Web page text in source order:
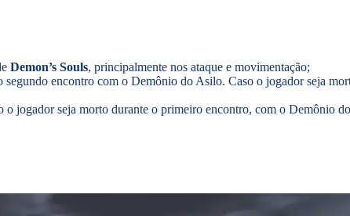
Demon’s Souls, principalmente nos ataque e movimentação;
segundo encontro com o Demônio do Asilo. Caso o jogador seja
o jogador seja morto durante o primeiro encontro, com o Demônio